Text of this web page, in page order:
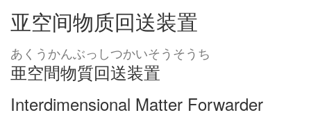
亚空间物质回送装置
あくうかんぶっしつかいそうそうち
亜空間物質回送装置
Interdimensional Matter Forwarder